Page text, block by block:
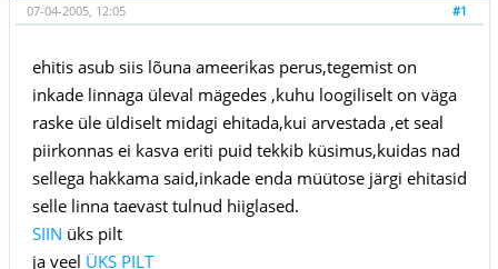
#1
07-04-2005, 12:05
ehitis asub siis lõuna ameerikas perus,tegemist on
inkade linnaga üleval mägedes ,kuhu loogiliselt on väga
raske üle üldiselt midagi ehitada,kui arvestada ,et seal
piirkonnas ei kasva eriti puid tekkib küsimus,kuidas nad
sellega hakkama said,inkade enda müütose järgi ehitasid
selle linna taevast tulnud hiiglased.
SIIN üks pilt
ja veel ÜKS PILT